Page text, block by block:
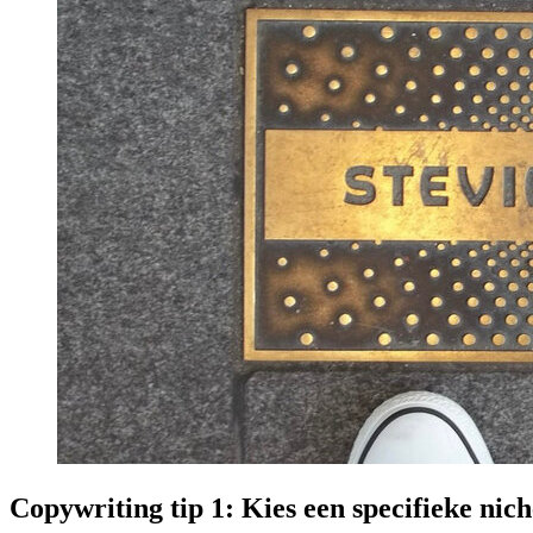
Copywriting tip 1: Kies een specifieke